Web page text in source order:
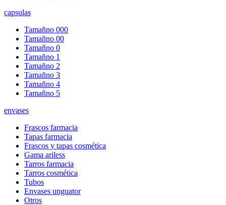
capsulas
Tamañno 000
Tamañno 00
Tamañno 0
Tamañno 1
Tamañno 2
Tamañno 3
Tamañno 4
Tamañno 5
envases
Frascos farmacia
Tapas farmacia
Frascos y tapas cosmética
Gama ariless
Tarros farmacia
Tarros cosmética
Tubos
Envases unguator
Otros